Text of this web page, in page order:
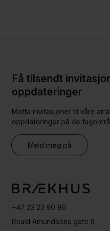
Få tilsendt
oppdateringer
Motta invitasjoner til våre
oppdateringer på de
Meld meg på
+47 23 23 90 90
Roald Amundsens gate 6